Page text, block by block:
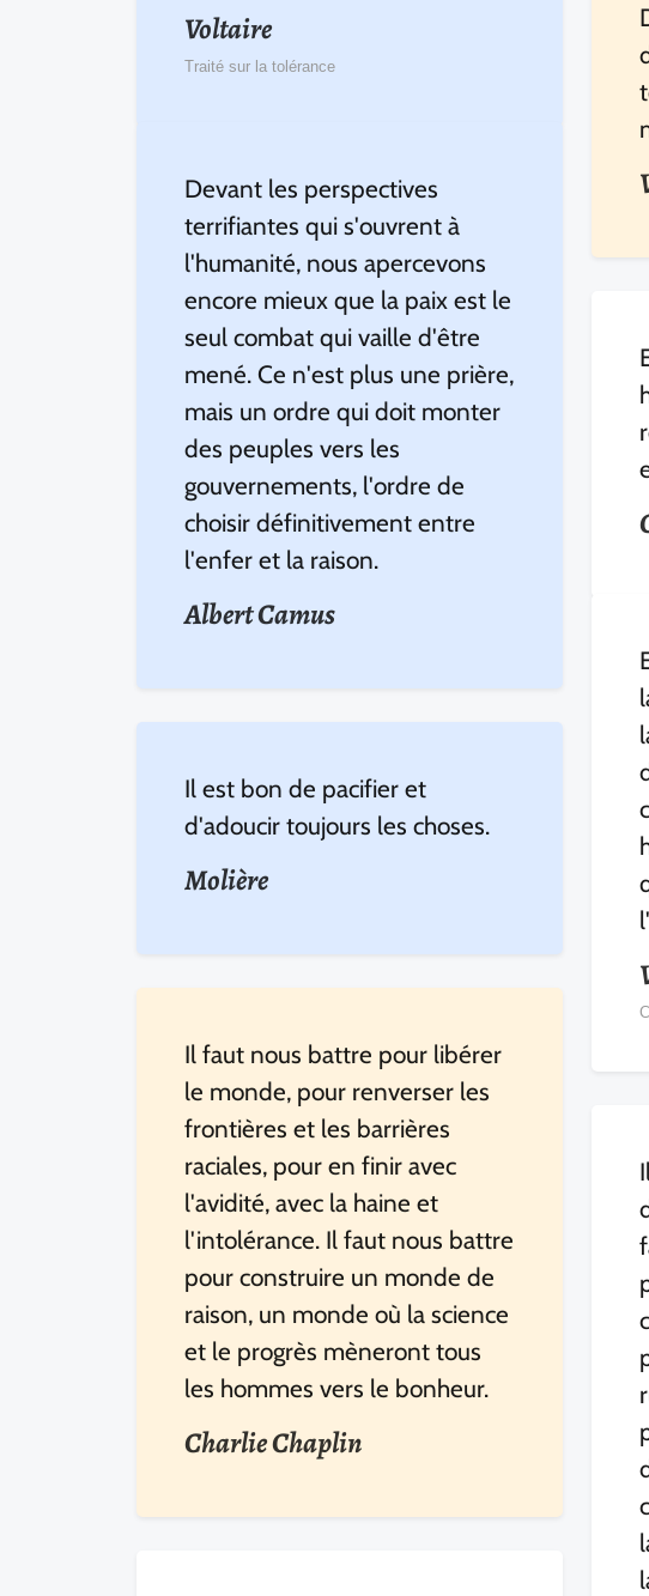
Voltaire
Traité sur la tolérance
Devant les perspectives
terrifiantes qui s'ouvrent à
l'humanité, nous apercevons
encore mieux que la paix est le
seul combat qui vaille d'être
mené. Ce n'est plus une prière,
mais un ordre qui doit monter
des peuples vers les
gouvernements, l'ordre de
choisir définitivement entre
l'enfer et la raison.
Albert Camus
Il est bon de pacifier et
d'adoucir toujours les choses.
Molière
Il faut nous battre pour libérer
le monde, pour renverser les
frontières et les barrières
raciales, pour en finir avec
l'avidité, avec la haine et
l'intolérance. Il faut nous battre
pour construire un monde de
raison, un monde où la science
et le progrès mèneront tous
les hommes vers le bonheur.
Charlie Chaplin